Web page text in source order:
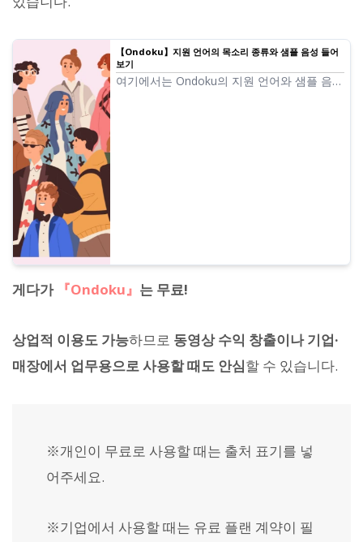
【Ondoku】지원 언어의 목소리 종류와 샘플 음성 들어
보기
여기에서는 Ondoku의 지원 언어와 샘플 음성
게다가 『Ondoku』 는 무료!
상업적 이용도 가능하므로 동영상 수익 창출이나 기업·
매장에서 업무용으로 사용할 때도 안심할 수 있습니다.
※개인이 무료로 사용할 때는 출처 표기를 넣
어주세요.
※기업에서 사용할 때는 유료 플랜 계약이 필